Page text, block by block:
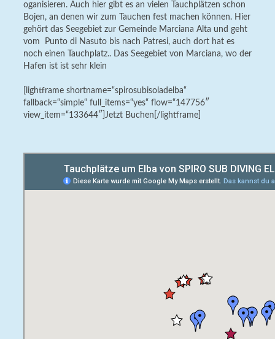
oganisieren. Auch hier gibt es an vielen Tauchplätzen schon
Bojen, an denen wir zum Tauchen fest machen können. Hier
gehört das Seegebiet zur Gemeinde Marciana Alta und geht
vom Punto di Nasuto bis nach Patresi, auch dort hat es
noch einen Tauchplatz.. Das Seegebiet von Marciana, wo der
Hafen ist ist sehr klein
[lightframe shortname=“spirosubisoladelba“
fallback=“simple“ full_items=“yes“ flow=“147756″
view_item=“133644″]Jetzt Buchen[/lightframe]